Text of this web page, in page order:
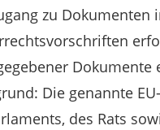
zu Dokumenten
Dokumente
Die genannte
des Rats